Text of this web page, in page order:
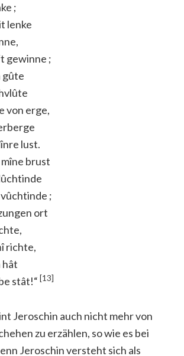
;
lenke
gewinne ;
gûte
von erge,
lust.
brust
;
ort
richte,
hât
stât!“ [13]
Jeroschin auch nicht mehr von
zu erzählen, so wie es bei
Jeroschin versteht sich als